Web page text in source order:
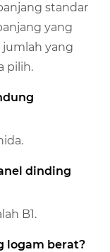
standar
yang
yang
pilih.
dinding
B1.
logam berat?